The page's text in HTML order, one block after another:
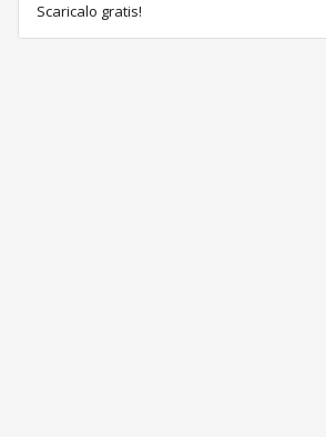
Scaricalo gratis!